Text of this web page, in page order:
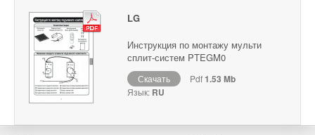
LG
Инструкция по монтажу мульти
сплит-систем PTEGM0
Скачать Pdf1.53 Mb
Язык: RU